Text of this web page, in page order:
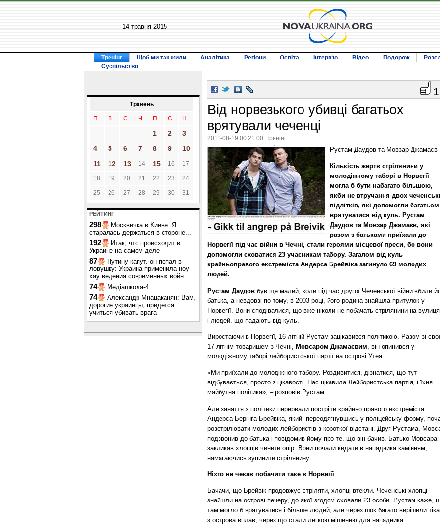
14 травня 2015
Тренінг Щоб ми так жили Аналітика Регіони Освіта Інтерв‘ю Відео Подорож
Суспільство
Травень
П В С Ч П С Н
1 2
3
4
5 6 7 8 9
10
11
12 13 14 15 16 17
18 19 20 21 22 23 24
25 26 27 28 29 30 31
РЕЙТИНГ
298
Москвичка в Киеве: Я
старалась держаться в стороне...
192
Итак, что происходит в
Украине на самом деле
87
Путину капут, он попал в
ловушку: Украина применила ноу-
хау ведения современных войн
74 Медіашкола-4
74
Александр Мнацаканян: Вам,
дорогие украинцы, придется
учиться убивать врага
1
Від норвезького убивці багатьох
врятували чеченці
2011-08-19 00:21:00. Тренінг
Рустам Даудов та Мовзар Джамаєв
Кількість жертв стрілянини у
молодіжному таборі в Норвегії
могла б бути набагато більшою,
якби не втручання двох
підлітків, які допомогли багатьом
врятуватися від куль. Рустам
Даудов та Мовзар Джамаєв, які
разом з батьками приїхали до
Норвегії під час війни в Чечні, стали героями місцевої преси, бо вони
допомогли сховатися 23 учасникам табору. Загалом від куль
крайньоправого екстреміста Андерса Брейвіка загинуло 69 молодих
людей.
Рустам Даудов був ще малий, коли під час другої Чеченської війни вбили
батька, а невдовзі по тому, в 2003 році, його родина знайшла притулок у
Норвегії. Вони сподівалися, що вже ніколи не побачать стрілянини на
і людей, що падають від куль.
Виростаючи в Норвегії, 16-літній Рустам зацікавився політикою. Разом зі
17-літнім товаришем з Чечні,
Мовсаром Джамаєвим , він опинився у
молодіжному таборі лейбористської партії на острові Утея.
«Ми приїхали до молодіжного табору. Роздивитися, дізнатися, що тут
відбувається, просто з цікавості. Нас цікавила Лейбористська партія, і їхня
майбутня політика», – розповів Рустам.
Але заняття з політики перервали постріли крайньо правого екстреміста
Андерса Берінґа Брейвіка, який, переодягнувшись у поліцейську форму,
розстрілювати молодих лейбористів з короткої відстані. Друг Рустама,
подзвонив до батька і повідомив йому про те, що він бачив. Батько Мовсара
закликав хлопців чинити опір. Вони почали кидати в нападника камінням,
намагаючись зупинити стрілянину.
Ніхто не чекав побачити таке в Норвегії
Бачачи, що Брейвік продовжує стріляти, хлопці втекли. Чеченські хлопці
знайшли на острові печеру, до якої згодом сховали 23 особи. Рустам каже,
там могло б врятуватися і більше людей, але через шок багато вирішили
з острова вплав, через що стали легкою мішенню для нападника.